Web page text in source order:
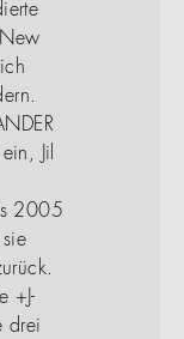
Jil
2005
+J-
drei